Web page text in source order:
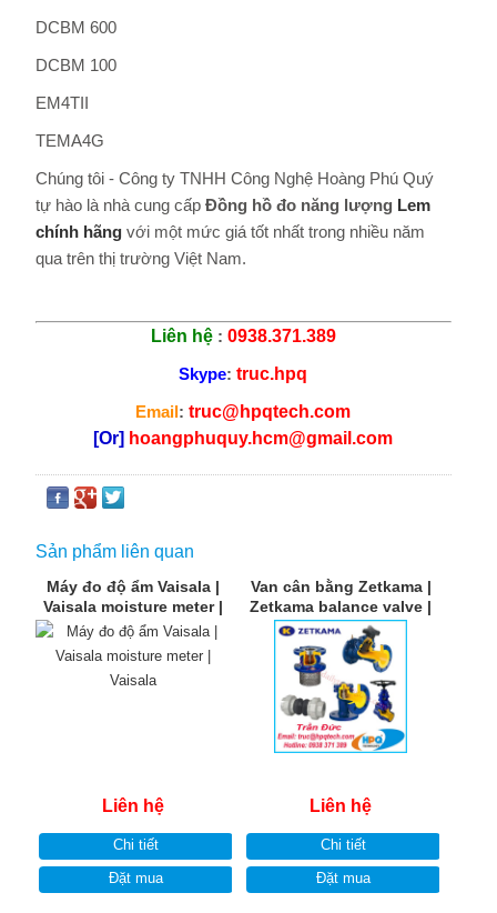
DCBM 600
DCBM 100
EM4TII
TEMA4G
Chúng tôi - Công ty TNHH Công Nghệ Hoàng Phú Quý
tự hào là nhà cung cấp Đồng hồ đo năng lượng Lem
chính hãngvới một mức giá tốt nhất trong nhiều năm
qua trên thị trường Việt Nam.
Liên hệ: 0938.371.389
Skype:truc.hpq
Email:truc@hpqtech.com
[Or] hoangphuquy.hcm@gmail.com
Sản phẩm liên quan
Máy đo độ ẩm Vaisala |
Vaisala moisture meter |
Vaisala
Liên hệ
Chi tiết
Đặt mua
Van cân bằng Zetkama |
Zetkama balance valve |
Nhà cung cấp Zetkama
Liên hệ
Chi tiết
Đặt mua